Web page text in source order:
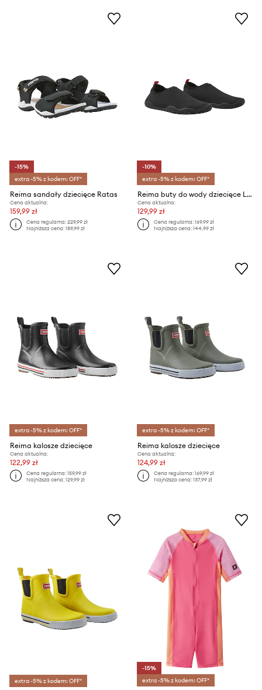
-15%
extra -5% z kodem: OFF*
Reima sandały dziecięce Ratas
Cena aktualna:
159,99 zł
Cena regularna:229,99 zł
Najniższa cena:189,99 zł
-10%
extra -5% z kodem: OFF*
Reima buty do wody dziecięce Lean UV 50+
Cena aktualna:
129,99 zł
Cena regularna:169,99 zł
Najniższa cena:144,99 zł
extra -5% z kodem: OFF*
Reima kalosze dziecięce
Cena aktualna:
122,99 zł
Cena regularna:159,99 zł
Najniższa cena:129,99 zł
extra -5% z kodem: OFF*
Reima kalosze dziecięce
Cena aktualna:
124,99 zł
Cena regularna:169,99 zł
Najniższa cena:137,99 zł
extra -5% z kodem: OFF*
-15%
extra -5% z kodem: OFF*